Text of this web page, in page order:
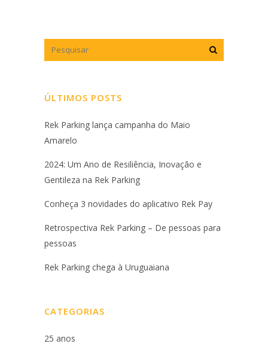
ÚLTIMOS POSTS
Rek Parking lança campanha do Maio
Amarelo
2024: Um Ano de Resiliência, Inovação e
Gentileza na Rek Parking
Conheça 3 novidades do aplicativo Rek Pay
Retrospectiva Rek Parking – De pessoas para
pessoas
Rek Parking chega à Uruguaiana
CATEGORIAS
25 anos